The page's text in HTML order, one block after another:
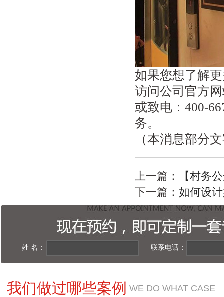
如果您想了解
访问公司官方
或致电：400-
务。
（本消息部分
上一篇：
【村务
下一篇： 如何设
姓 名： 联系电话：
我们做过哪些案例 WE DO WHAT CASE